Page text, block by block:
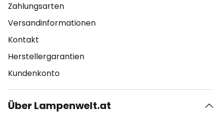
Zahlungsarten
Versandinformationen
Kontakt
Herstellergarantien
Kundenkonto
Über Lampenwelt.at